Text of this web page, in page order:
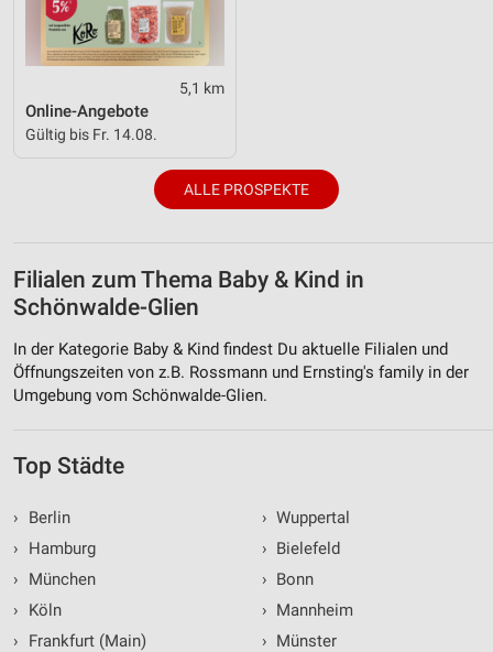
5,1 km
Online-Angebote
Gültig bis Fr. 14.08.
ALLE PROSPEKTE
Filialen zum Thema Baby & Kind in
Schönwalde-Glien
In der Kategorie Baby & Kind findest Du aktuelle Filialen und
Öffnungszeiten von z.B. Rossmann und Ernsting's family in der
Umgebung vom Schönwalde-Glien.
Top Städte
›
Berlin
›
Hamburg
›
München
›
Köln
›
Frankfurt (Main)
› Wuppertal
› Bielefeld
› Bonn
› Mannheim
› Münster